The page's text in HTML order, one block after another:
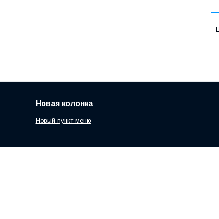
Новая колонка
Новый пункт меню